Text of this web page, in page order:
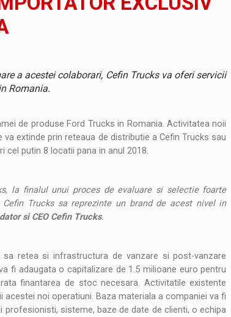
reglementari UE privind ambalajele pot risca retragerea
WHOLESALER IN ROMANIA
RO concept OSCAR – peste 500 de participanti
a Pall-Ex, liderul pietei de transport paletizat din
FAMILIEI: RANGE ROVER GT
comanda intr-o gama extinsa de variante atragatoare
a acestei colaborari, Cefin Trucks va oferi servicii
Romania.
de produse Ford Trucks in Romania. Activitatea noii
extinde prin reteaua de distributie a Cefin Trucks sau
putin 8 locatii pana in anul 2018.
la finalul unui proces de evaluare si selectie foarte
Trucks sa reprezinte un brand de acest nivel in
si CEO Cefin Trucks.
retea si infrastructura de vanzare si post-vanzare
fi adaugata o capitalizare de 1.5 milioane euro pentru
finantarea de stoc necesara. Activitatile existente
noi operatiuni. Baza materiala a companiei va fi
sisteme, baze de date de clienti, o echipa